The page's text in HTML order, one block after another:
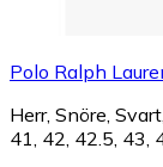
Polo Ralph
Herr, Snöre,
41, 42, 42.5, 43,